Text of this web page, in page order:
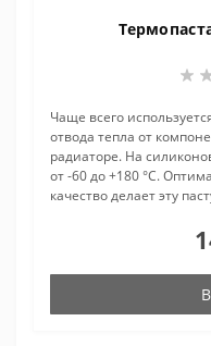
Чаще всего
отвода тепла от
радиаторе. На
от -60 до +180 °С.
качество делает эту